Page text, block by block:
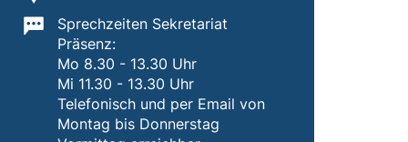
Wichtige Informationen:
Sprechzeiten Sekretariat
Präsenz:
Mo 8.30 - 13.30 Uhr
Mi 11.30 - 13.30 Uhr
Telefonisch und per Email von
Montag bis Donnerstag